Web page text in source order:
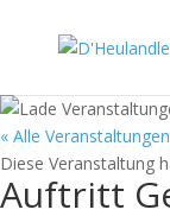
« Alle Veranstaltungen
Diese Veranstaltung
Auftritt